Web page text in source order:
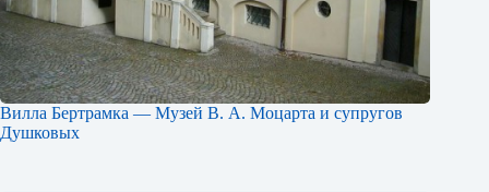
Вилла Бертрамка — Музей В. А. Моцарта и супругов
Душковых